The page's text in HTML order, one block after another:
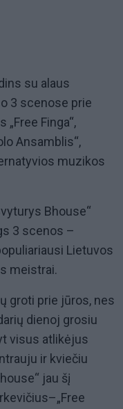
su alaus
3 scenose prie
Finga“,
Ansamblis“,
muzikos
Bhouse“
3 scenos –
Lietuvos
meistrai.
groti prie jūros, nes
dienoj grosiu
visus atlikėjus
ir kviečiu
jau šį